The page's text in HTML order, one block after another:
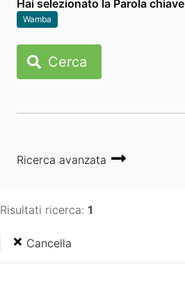
Hai selezionato la Parola chiave
Wamba
Cerca
Ricerca avanzata
Risultati ricerca: 1
Cancella